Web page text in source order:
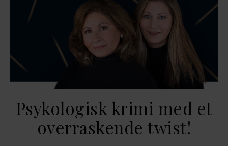
Psykologisk krimi med et
overraskende twist!